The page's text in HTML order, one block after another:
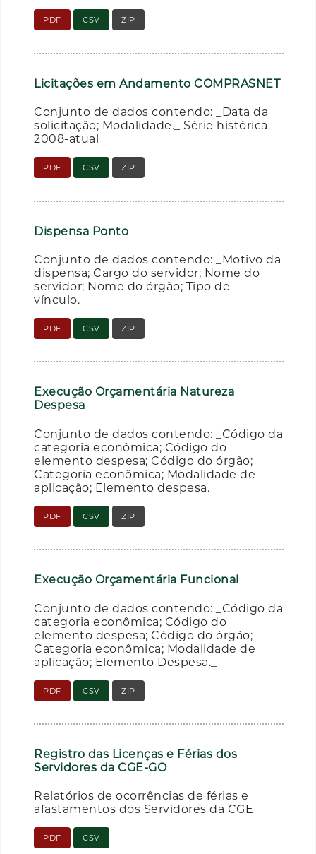
PDF CSV ZIP
Licitações em Andamento COMPRASNET
Conjunto de dados contendo: _Data da
solicitação; Modalidade._ Série histórica
2008-atual
PDF CSV ZIP
Dispensa Ponto
Conjunto de dados contendo: _Motivo da
dispensa; Cargo do servidor; Nome do
servidor; Nome do órgão; Tipo de
vínculo._
PDF CSV ZIP
Execução Orçamentária Natureza
Despesa
Conjunto de dados contendo: _Código da
categoria econômica; Código do
elemento despesa; Código do órgão;
Categoria econômica; Modalidade de
aplicação; Elemento despesa._
PDF CSV ZIP
Execução Orçamentária Funcional
Conjunto de dados contendo: _Código da
categoria econômica; Código do
elemento despesa; Código do órgão;
Categoria econômica; Modalidade de
aplicação; Elemento Despesa._
PDF CSV ZIP
Registro das Licenças e Férias dos
Servidores da CGE-GO
Relatórios de ocorrências de férias e
afastamentos dos Servidores da CGE
PDF CSV